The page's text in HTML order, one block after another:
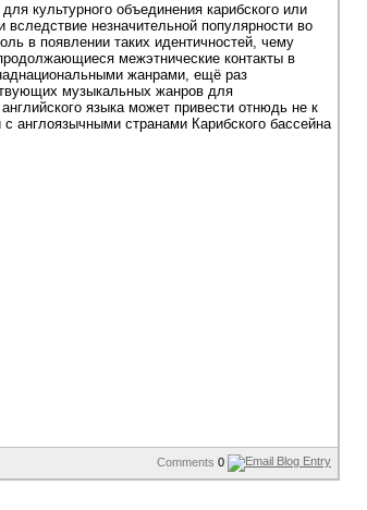
культурного объединения карибского или
незначительной популярности во
в появлении таких идентичностей, чему
межэтнические контакты в
жанрами, ещё раз
музыкальных жанров для
языка может привести отнюдь не к
англоязычными странами Карибского бассейна
Comments 0